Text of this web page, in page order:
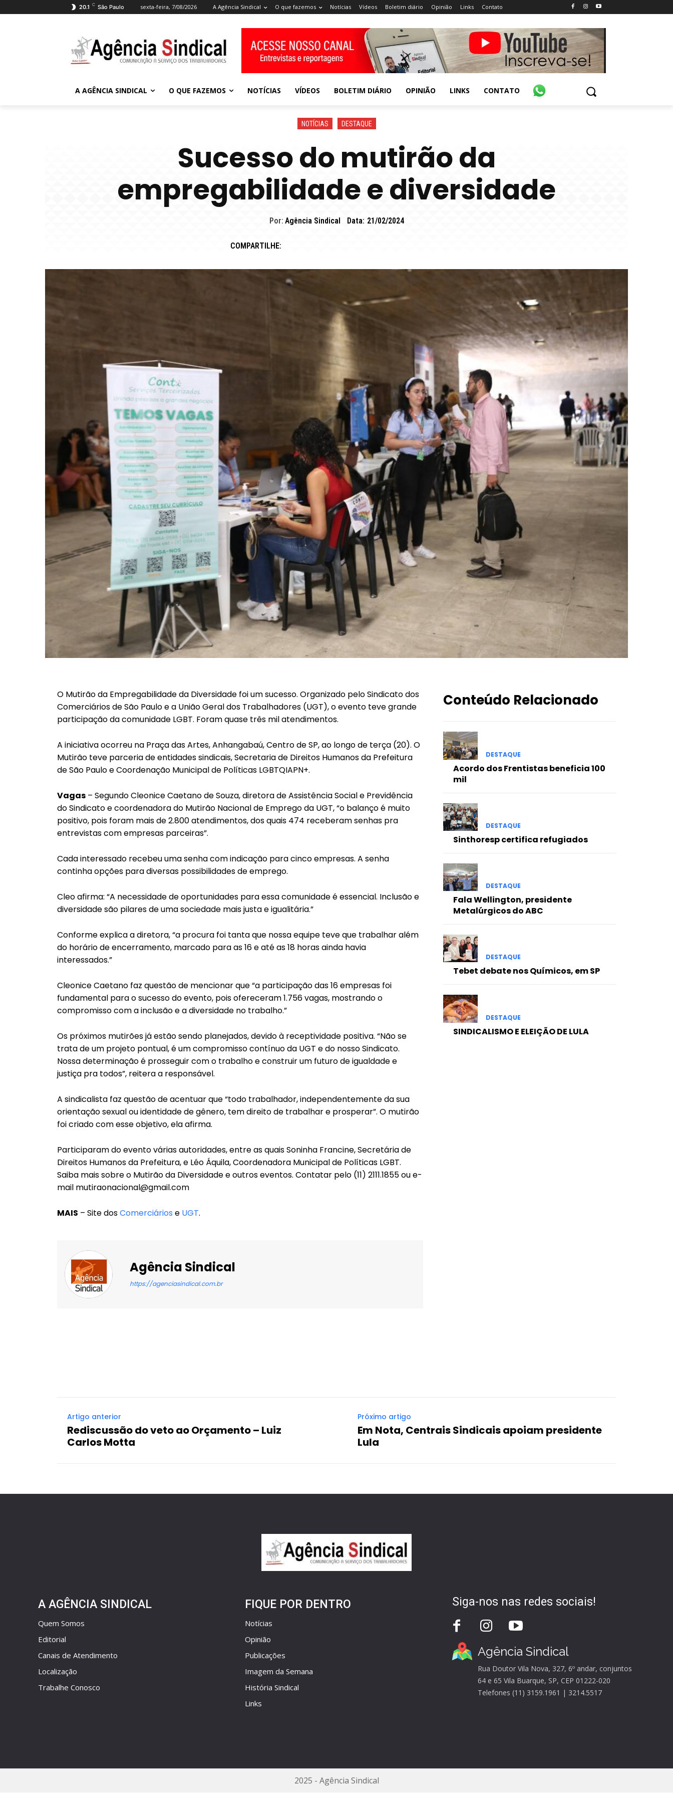
20.1 C São Paulo sexta-feira, 7/08/2026 A Agência Sindical O que fazemos Notícias Vídeos Boletim diário Opinião Links Contato
A AGÊNCIA SINDICAL O QUE FAZEMOS NOTÍCIAS VÍDEOS BOLETIM DIÁRIO OPINIÃO LINKS CONTATO
NOTÍCIAS DESTAQUE
Sucesso do mutirão da
empregabilidade e diversidade
Por: Agência Sindical Data: 21/02/2024
COMPARTILHE:
O Mutirão da Empregabilidade da Diversidade foi um sucesso. Organizado pelo Sindicato dos
Comerciários de São Paulo e a União Geral dos Trabalhadores (UGT), o evento teve grande
participação da comunidade LGBT. Foram quase três mil atendimentos.
A iniciativa ocorreu na Praça das Artes, Anhangabaú, Centro de SP, ao longo de terça (20). O
Mutirão teve parceria de entidades sindicais, Secretaria de Direitos Humanos da Prefeitura
de São Paulo e Coordenação Municipal de Políticas LGBTQIAPN+.
Vagas – Segundo Cleonice Caetano de Souza, diretora de Assistência Social e Previdência
do Sindicato e coordenadora do Mutirão Nacional de Emprego da UGT, “o balanço é muito
positivo, pois foram mais de 2.800 atendimentos, dos quais 474 receberam senhas pra
entrevistas com empresas parceiras”.
Cada interessado recebeu uma senha com indicação para cinco empresas. A senha
continha opções para diversas possibilidades de emprego.
Cleo afirma: “A necessidade de oportunidades para essa comunidade é essencial. Inclusão e
diversidade são pilares de uma sociedade mais justa e igualitária.”
Conforme explica a diretora, “a procura foi tanta que nossa equipe teve que trabalhar além
do horário de encerramento, marcado para as 16 e até as 18 horas ainda havia
interessados.”
Cleonice Caetano faz questão de mencionar que “a participação das 16 empresas foi
fundamental para o sucesso do evento, pois ofereceram 1.756 vagas, mostrando o
compromisso com a inclusão e a diversidade no trabalho.”
Os próximos mutirões já estão sendo planejados, devido à receptividade positiva. “Não se
trata de um projeto pontual, é um compromisso contínuo da UGT e do nosso Sindicato.
Nossa determinação é prosseguir com o trabalho e construir um futuro de igualdade e
justiça pra todos”, reitera a responsável.
A sindicalista faz questão de acentuar que “todo trabalhador, independentemente da sua
orientação sexual ou identidade de gênero, tem direito de trabalhar e prosperar”. O mutirão
foi criado com esse objetivo, ela afirma.
Participaram do evento várias autoridades, entre as quais Soninha Francine, Secretária de
Direitos Humanos da Prefeitura, e Léo Áquila, Coordenadora Municipal de Políticas LGBT.
Saiba mais sobre o Mutirão da Diversidade e outros eventos. Contatar pelo (11) 2111.1855 ou e-
mail mutiraonacional@gmail.com
MAIS – Site dosComerciários e UGT.
Agência Sindical
https://agenciasindical.com.br
Conteúdo Relacionado
DESTAQUE
Acordo dos Frentistas beneficia 100
mil
DESTAQUE
Sinthoresp certifica refugiados
DESTAQUE
Fala Wellington, presidente
Metalúrgicos do ABC
DESTAQUE
Tebet debate nos Químicos, em SP
DESTAQUE
SINDICALISMO E ELEIÇÃO DE LULA
Artigo anterior
Rediscussão do veto ao Orçamento – Luiz
Carlos Motta
Próximo artigo
Em Nota, Centrais Sindicais apoiam presidente
Lula
A AGÊNCIA SINDICAL
Quem Somos
Editorial
Canais de Atendimento
Localização
Trabalhe Conosco
FIQUE POR DENTRO
Notícias
Opinião
Publicações
Imagem da Semana
História Sindical
Links
Siga-nos nas redes sociais!
Agência Sindical
Rua Doutor Vila Nova, 327, 6º andar, conjuntos
64 e 65 Vila Buarque, SP, CEP 01222-020
Telefones (11) 3159.1961 | 3214.5517
2025 - Agência Sindical